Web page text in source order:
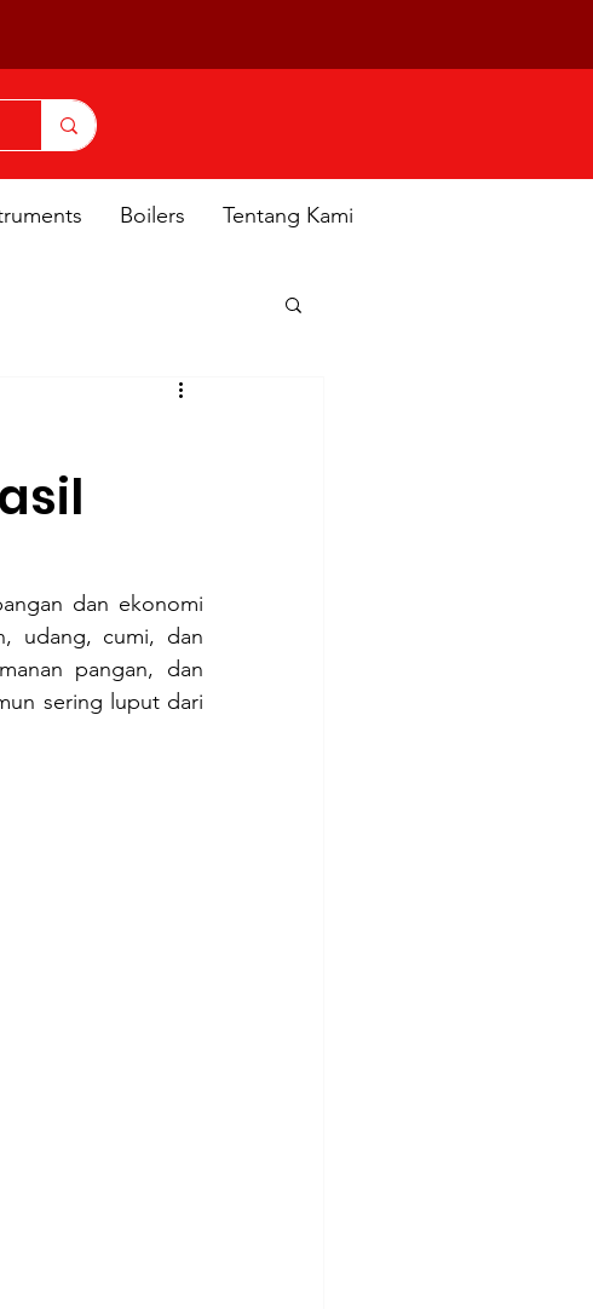
Boilers Tentang Kami
dan ekonomi
udang, cumi, dan
pangan, dan
sering luput dari